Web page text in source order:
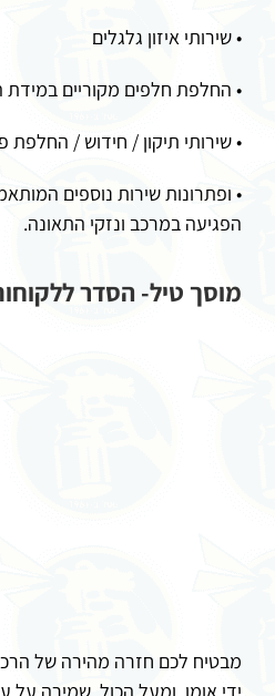
• שירותי איזון גלגלים
• החלפת חלפים מקוריים במידת
• שירותי תיקון / חידוש / החלפת
• ופתרונות שירות נוספים
הפגיעה במרכב ונזקי התאונה.
מוסך טיל- הסדר
מבטיח לכם חזרה מהירה של